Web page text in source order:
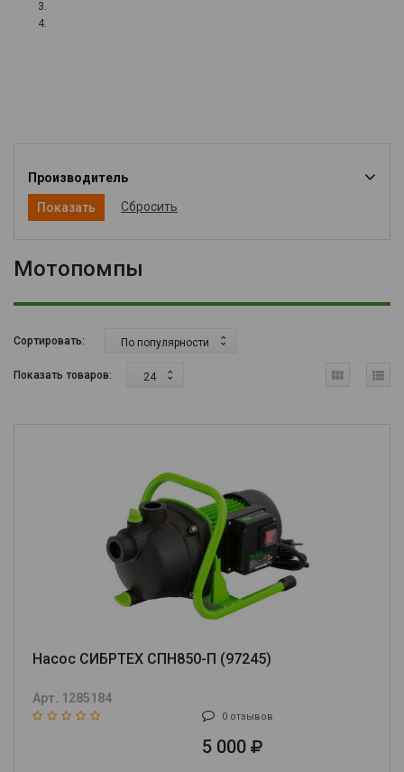
Производитель
Сбросить
Мотопомпы
Сортировать: По популярности
Показать товаров: 24
Насос СИБРТЕХ СПН850-П (97245)
Арт. 1285184
0 отзывов
5 000